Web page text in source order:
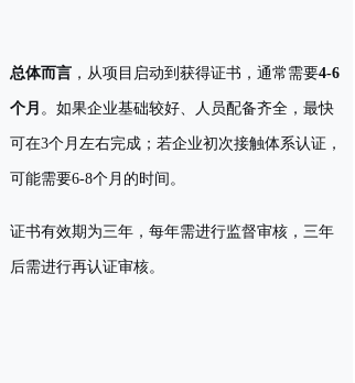
总体而言 ，从项目启动到获得证书，通常需要4-6
个月 。如果企业基础较好、人员配备齐全，最快
可在3个月左右完成；若企业初次接触体系认证，
可能需要6-8个月的时间。
证书有效期为三年，每年需进行监督审核，三年
后需进行再认证审核。